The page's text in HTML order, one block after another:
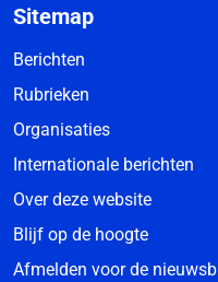
Sitemap
Berichten
Rubrieken
Organisaties
Internationale berichten
Over deze website
Blijf op de hoogte
Afmelden voor de